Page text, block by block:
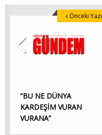
“BU NE DÜNYA
KARDEŞİM VURAN
VURANA”
Önceki Yazı